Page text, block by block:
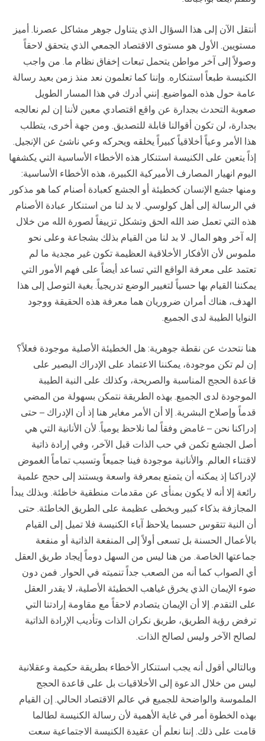
أنتقل الآن إلى هذا السؤال الذي يتناول جوهر مشاكل عصرنا. أميز
مستويين. الأول هو مستوى الاقتصاد الجمعي الذي يتحقق لاحقاً
وصولاً إلى آخر مواطن يتحمل تبعات إخفاق نظام ما. من واجب
الكنيسة طبعاً استنكاره. وإننا كما تعلمون نعد منذ زمن بعيد رسالة
عامة حول هذه المواضيع. إنني أدرك في هذا المسار الطويل
صعوبة التحدث بجدارة عن واقع اقتصادي معين لأننا إن لم نعالجه
بجدارة، لن تكون أقوالنا قابلة للتصديق. ومن جهة أخرى، يتطلب
هذا الأمر وعياً أخلاقياً كبيراً يخلقه ويحركه وعي ناشئ عن الإنجيل.
إذاً يتعين على الكنيسة استنكار هذه الأخطاء الأساسية التي يكشفها
اليوم انهيار المصارف الأميركية الكبيرة، هذه الأخطاء الأساسية:
ومنها جشع الإنسان كخطيئة أو الجشع كعبادة أصنام كما هو مذكور
في الرسالة إلى أهل كولوسي. لا بد لنا من استنكار عبادة الأصنام
هذه التي تعمل ضد الله الحق وتشكل تزييفاً لصورة الله من خلال
إله آخر وهو المال. لا بد لنا من القيام بذلك بشجاعة وعلى نحو
ملموس لأن الأفكار الأخلاقية العظيمة تكون غير مجدية ما لم
تعتمد على معرفة الواقع التي تساعد أيضاً على فهم الأمور التي
يمكننا القيام بها حسياً لتغيير الوضع تدريجياً. بغية التوصل إلى هذا
الهدف، هناك أمران ضروريان هما معرفة هذه الحقيقة ووجود
النوايا الطيبة لدى الجميع.
هنا نتحدث عن نقطة جوهرية: هل الخطيئة الأصلية موجودة فعلاً؟
إن لم تكن موجودة، يمكننا الاعتماد على الإدراك البصير على
قاعدة الحجج المناسبة والصريحة، وكذلك على النية الطيبة
الموجودة لدى الجميع. بهذه الطريقة نتمكن بسهولة من المضي
قدماً وإصلاح البشرية. إلا أن الأمر مغاير هنا إذ أن الإدراك – حتى
إدراكنا نحن – غامض وفقاً لما نلاحظ يومياً. لأن الأنانية التي هي
أصل الجشع تكمن في حب الذات قبل الآخر، وفي إرادة ذاتية
لاقتناء العالم. والأنانية موجودة فينا جميعاً وتسبب تماماً الغموض
لإدراكنا إذ يمكنه أن يتمتع بمعرفة واسعة ويستند إلى حجج علمية
رائعة إلا أنه لا يكون بمنأى عن مقدمات منطقية خاطئة. وبذلك يبدأ
المجازفة بذكاء كبير وبخطى عظيمة على الطريق الخاطئة. حتى
أن النية تتقوس حسبما يلاحظ آباء الكنيسة فلا تميل إلى القيام
بالأعمال الحسنة بل تسعى أولاً إلى المنفعة الذاتية أو منفعة
جماعتها الخاصة. من هنا ليس من السهل دوماً إيجاد طريق العقل
أي الصواب كما أنه من الصعب جداً تنميته في الحوار. فمن دون
ضوء الإيمان الذي يخرق غياهب الخطيئة الأصلية، لا يقدر العقل
على التقدم. إلا أن الإيمان يتصادم لاحقاً مع مقاومة إرادتنا التي
ترفض رؤية الطريق، طريق نكران الذات وتأديب الإرادة الذاتية
لصالح الآخر وليس لصالح الذات.
وبالتالي أقول أنه يجب استنكار الأخطاء بطريقة حكيمة وعقلانية
ليس من خلال الدعوة إلى الأخلاقيات بل على قاعدة الحجج
الملموسة والواضحة للجميع في عالم الاقتصاد الحالي. إن القيام
بهذه الخطوة أمر في غاية الأهمية لأن رسالة الكنيسة لطالما
قامت على ذلك. إننا نعلم أن عقيدة الكنيسة الاجتماعية سعت